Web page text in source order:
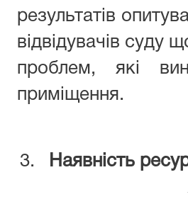
результатів
відвідувачів суду
проблем, які
приміщення.
Наявність